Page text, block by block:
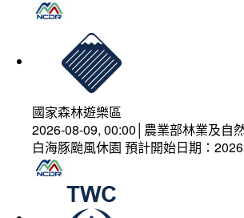
國家森林遊樂區
2026-08-09, 00:00│農業部林業及自
白海豚颱風休園 預計開始日期：